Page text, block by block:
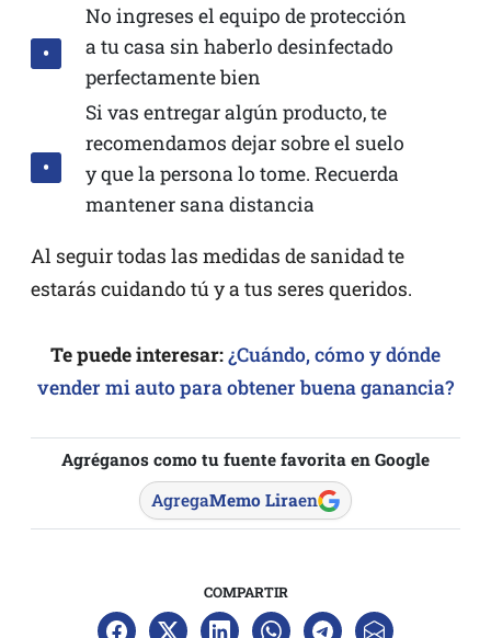
No ingreses el equipo de protección
a tu casa sin haberlo desinfectado
perfectamente bien
Si vas entregar algún producto, te
recomendamos dejar sobre el suelo
y que la persona lo tome. Recuerda
mantener sana distancia
Al seguir todas las medidas de sanidad te
estarás cuidando tú y a tus seres queridos.
Te puede interesar:¿Cuándo, cómo y dónde
vender mi auto para obtener buena ganancia?
Agréganos como tu fuente favorita en Google
AgregaMemo Liraen
COMPARTIR